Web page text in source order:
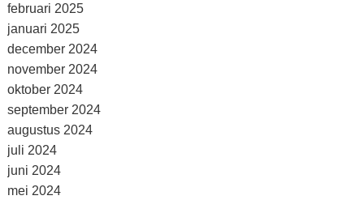
februari 2025
januari 2025
december 2024
november 2024
oktober 2024
september 2024
augustus 2024
juli 2024
juni 2024
mei 2024